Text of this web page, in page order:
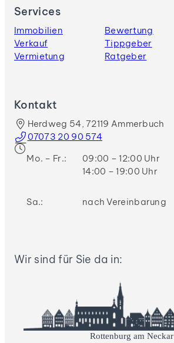
Services
Immobilien
Verkauf
Vermietung
Bewertung
Tippgeber
Ratgeber
Kontakt
Herdweg 54, 72119 Ammerbuch
07073 20 90 574
Mo. – Fr.:
09:00 – 12:00 Uhr
14:00 – 19:00 Uhr
Sa.: nach Vereinbarung
Wir sind für Sie da in:
Rottenburg am Neckar